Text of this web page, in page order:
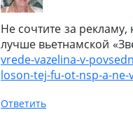
Не сочтите за
лучше вьетнамской
vrede-vazelina-v-
loson-tej-fu-ot-nsp-a-
Ответить